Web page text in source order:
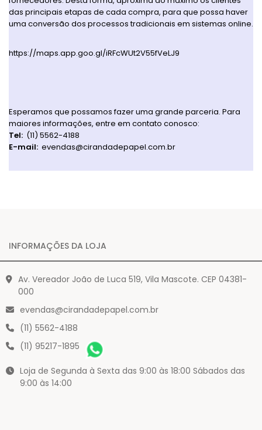
das principais etapas de cada compra, para que possa haver
uma conversão dos processos tradicionais em sistemas online.
https://maps.app.goo.gl/iRFcWUt2V55fVeLJ9
Esperamos que possamos fazer uma grande parceria. Para
maiores informações, entre em contato conosco:
Tel: (11) 5562-4188
E-mail: evendas@cirandadepapel.com.br
INFORMAÇÕES DA LOJA
Av. Vereador João de Luca 519, Vila Mascote. CEP 04381-
000
evendas@cirandadepapel.com.br
(11) 5562-4188
(11) 95217-1895
Loja de Segunda à Sexta das 9:00 às 18:00 Sábados das
9:00 às 14:00